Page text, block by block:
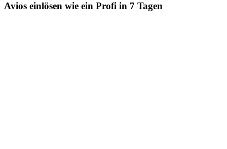
Avios einlösen wie ein Profi in 7 Tagen